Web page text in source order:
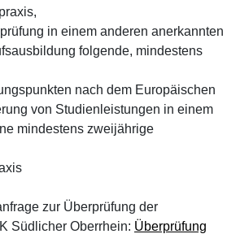
in einem anderen anerkannten
folgende, mindestens
nach dem Europäischen
von Studienleistungen in einem
mindestens zweijährige
zur Überprüfung der
Südlicher Oberrhein: Überprüfung